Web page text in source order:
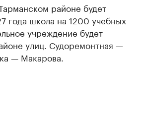
районе будет
года школа на 1200 учебных
учреждение будет
улиц. Судоремонтная —
— Макарова.